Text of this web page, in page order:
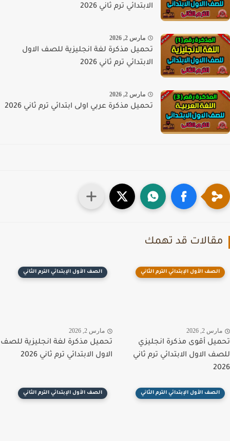
الابتدائي ترم ثاني 2026
مارس 2, 2026
تحميل مذكرة لغة انجليزية للصف الاول
الابتدائي ترم ثاني 2026
مارس 2, 2026
تحميل مذكرة عربي اولى ابتدائي ترم ثاني 2026
قد تهمك
الصف الأول الإبتدائي الترم الثاني
2, 2026
أقوى مذكرة انجليزي
الاول الابتدائي ترم ثاني
الصف الأول الإبتدائي الترم الثاني
مارس 2, 2026
تحميل مذكرة لغة انجليزية للصف
الاول الابتدائي ترم ثاني 2026
الصف الأول الإبتدائي الترم الثاني الصف الأول الإبتدائي الترم الثاني